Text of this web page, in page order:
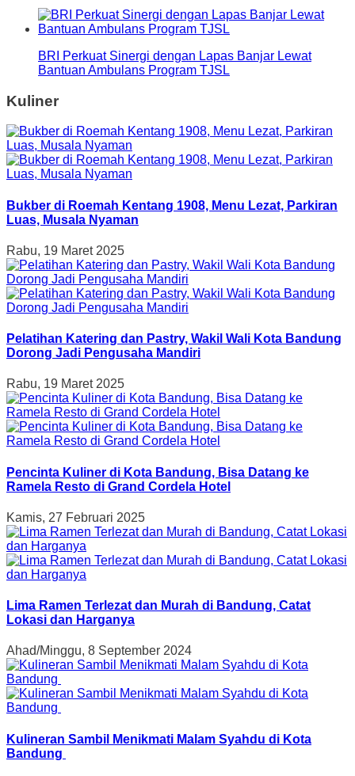
BRI Perkuat Sinergi dengan Lapas Banjar Lewat
Bantuan Ambulans Program TJSL
Kuliner
Bukber di Roemah Kentang 1908, Menu Lezat, Parkiran
Luas, Musala Nyaman
Rabu, 19 Maret 2025
Pelatihan Katering dan Pastry, Wakil Wali Kota Bandung
Dorong Jadi Pengusaha Mandiri
Rabu, 19 Maret 2025
Pencinta Kuliner di Kota Bandung, Bisa Datang ke
Ramela Resto di Grand Cordela Hotel
Kamis, 27 Februari 2025
Lima Ramen Terlezat dan Murah di Bandung, Catat
Lokasi dan Harganya
Ahad/Minggu, 8 September 2024
Kulineran Sambil Menikmati Malam Syahdu di Kota
Bandung